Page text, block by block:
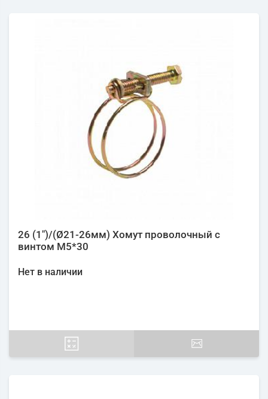
26 (1")/(Ø21-26мм) Хомут проволочный с
винтом М5*30
Нет в наличии